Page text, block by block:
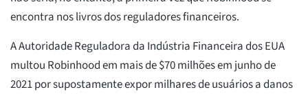
encontra nos livros dos reguladores financeiros.
A Autoridade Reguladora da Indústria Financeira dos EUA
multou Robinhood em mais de $70 milhões em junho de
2021 por supostamente expor milhares de usuários a danos